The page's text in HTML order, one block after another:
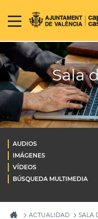
Sala
AUDIOS
IMÁGENES
VÍDEOS
BÚSQUEDA MULTIMEDIA
ACTUALIDAD
SALA